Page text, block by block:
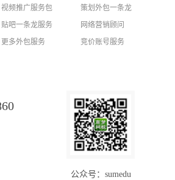
视频推广服务包
贴吧一条龙服务
更多外包服务
策划外包一条龙
网络营销顾问
竞价账号服务
公众号：sumedu